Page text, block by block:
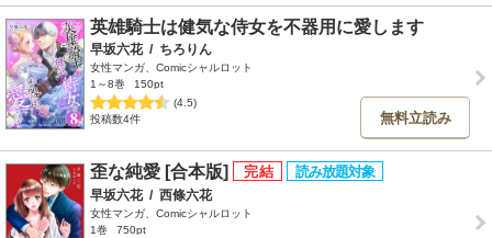
英雄騎士は健気な侍女を不器用に愛します
早坂六花 / ちろりん
女性マンガ、Comicシャルロット
1～8巻
150pt
(4.5)
投稿数4件
無料立読み
歪な純愛 [合本版]
早坂六花 / 西條六花
女性マンガ、Comicシャルロット
1巻
750pt